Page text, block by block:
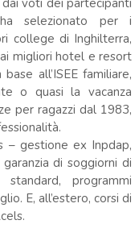
voti dei partecipanti
selezionato per i
college di Inghilterra,
migliori hotel e resort
all’ISEE familiare,
o quasi la vacanza
per ragazzi dal 1983,
– gestione ex Inpdap,
di soggiorni di
programmi
E, all’estero, corsi di